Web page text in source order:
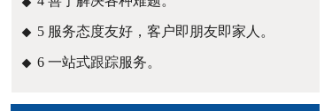
5 服务态度友好，客户即朋友即家人。
6 一站式跟踪服务。